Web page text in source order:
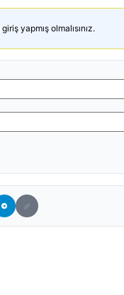
yapmış olmalısınız.